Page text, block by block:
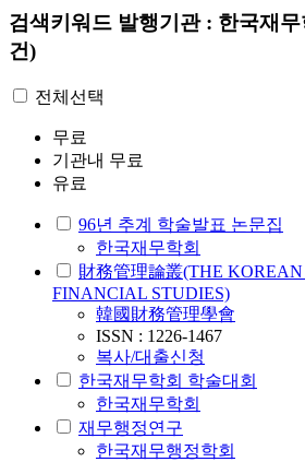
검색키워드 발행기관 : 한국재무
건)
전체선택
무료
기관내 무료
유료
96년 추계 학술발표 논문집
한국재무학회
財務管理論叢(THE
FINANCIAL STUDIES)
韓國財務管理學會
ISSN : 1226-1467
복사/대출신청
한국재무학회 학술대회
한국재무학회
재무행정연구
한국재무행정학회